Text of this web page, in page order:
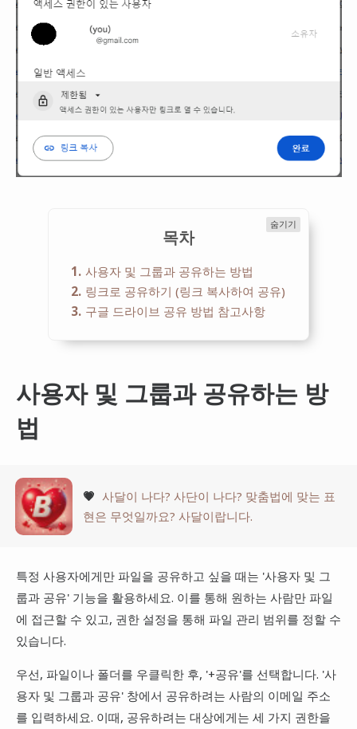
목차
숨기기
1 사용자 및 그룹과 공유하는 방법
2 링크로 공유하기 (링크 복사하여 공유)
3 구글 드라이브 공유 방법 참고사항
사용자 및 그룹과 공유하는 방
법
💗 사달이 나다? 사단이 나다? 맞춤법에 맞는 표
현은 무엇일까요? 사달이랍니다.
특정 사용자에게만 파일을 공유하고 싶을 때는 '사용자 및 그
룹과 공유' 기능을 활용하세요. 이를 통해 원하는 사람만 파일
에 접근할 수 있고, 권한 설정을 통해 파일 관리 범위를 정할 수
있습니다.
우선, 파일이나 폴더를 우클릭한 후, '+공유'를 선택합니다. '사
용자 및 그룹과 공유' 창에서 공유하려는 사람의 이메일 주소
를 입력하세요. 이때, 공유하려는 대상에게는 세 가지 권한을